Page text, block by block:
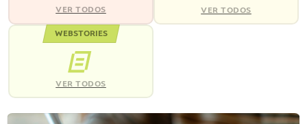
VER TODOS VER TODOS
WEBSTORIES
VER TODOS